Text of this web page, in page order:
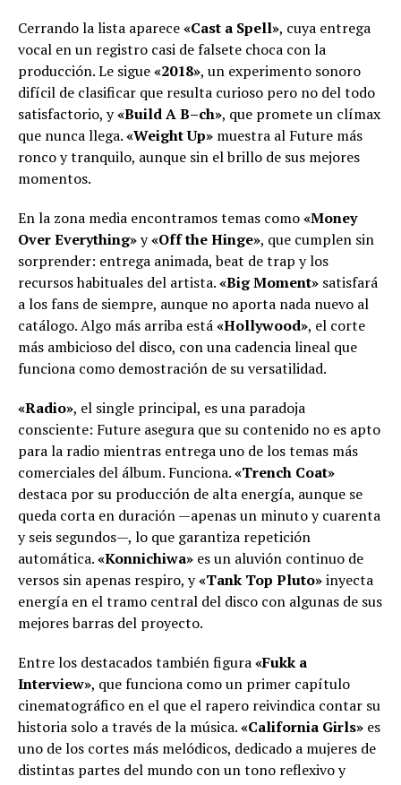
Cerrando la lista aparece«Cast a Spell», cuya entrega
vocal en un registro casi de falsete choca con la
producción. Le sigue«2018», un experimento sonoro
difícil de clasificar que resulta curioso pero no del todo
satisfactorio, y«Build A B–ch», que promete un clímax
que nunca llega.«Weight Up» muestra al Future más
ronco y tranquilo, aunque sin el brillo de sus mejores
momentos.
En la zona media encontramos temas como«Money
Over Everything»y«Off the Hinge», que cumplen sin
sorprender: entrega animada, beat de trap y los
recursos habituales del artista.«Big Moment» satisfará
a los fans de siempre, aunque no aporta nada nuevo al
catálogo. Algo más arriba está«Hollywood», el corte
más ambicioso del disco, con una cadencia lineal que
funciona como demostración de su versatilidad.
«Radio», el single principal, es una paradoja
consciente: Future asegura que su contenido no es apto
para la radio mientras entrega uno de los temas más
comerciales del álbum. Funciona.«Trench Coat»
destaca por su producción de alta energía, aunque se
queda corta en duración —apenas un minuto y cuarenta
y seis segundos—, lo que garantiza repetición
automática.«Konnichiwa» es un aluvión continuo de
versos sin apenas respiro, y«Tank Top Pluto»inyecta
energía en el tramo central del disco con algunas de sus
mejores barras del proyecto.
Entre los destacados también figura«Fukk a
Interview», que funciona como un primer capítulo
cinematográfico en el que el rapero reivindica contar su
historia solo a través de la música.«California Girls» es
uno de los cortes más melódicos, dedicado a mujeres de
distintas partes del mundo con un tono reflexivo y